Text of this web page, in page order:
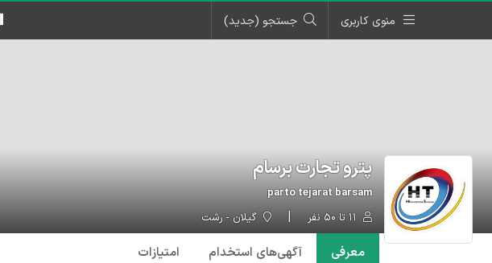
منوی کاربری جستجو (جدید)
پترو تجارت برسام
parto tejarat barsam
گیلان - رشت
معرفی آگهی‌های استخدام امتیازات